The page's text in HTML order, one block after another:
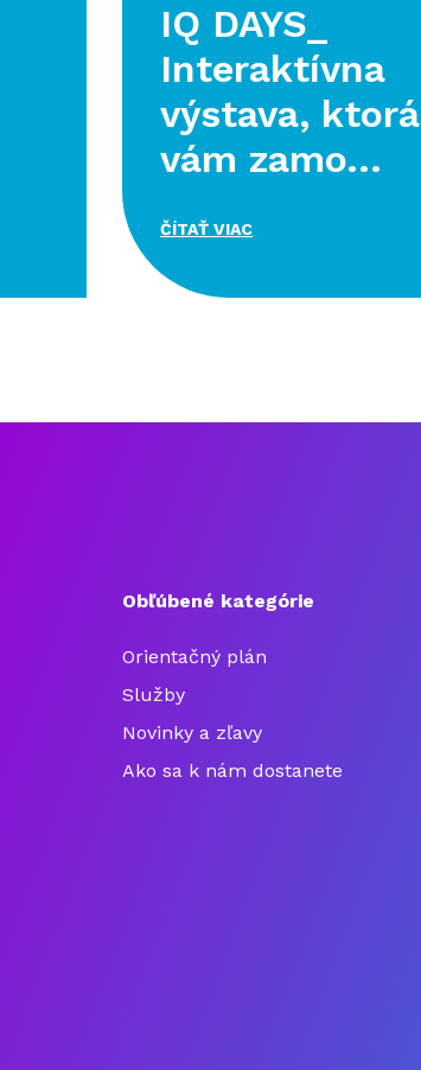
IQ DAYS_
Interaktívna
výstava, ktorá
vám zamo...
ČÍTAŤ VIAC
Obľúbené kategórie
Orientačný plán
Služby
Novinky a zľavy
Ako sa k nám dostanete